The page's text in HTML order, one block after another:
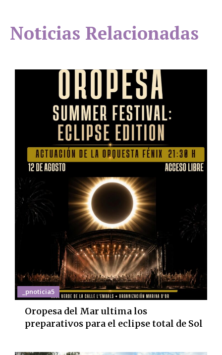
Noticias Relacionadas
_pnoticia5
Oropesa del Mar ultima los
preparativos para el eclipse total de Sol